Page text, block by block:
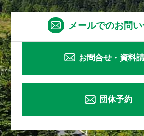
メールでのお問
お問合せ・資料
団体予約